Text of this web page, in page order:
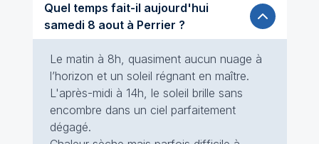
Quel temps fait-il aujourd'hui
samedi 8 aout à Perrier ?
Le matin à 8h, quasiment aucun nuage à
l’horizon et un soleil régnant en maître.
L'après-midi à 14h, le soleil brille sans
encombre dans un ciel parfaitement
dégagé.